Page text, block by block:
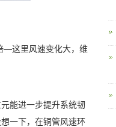
—这里风速变化大，维
能进一步提升系统韧
一下，在铜管风速环